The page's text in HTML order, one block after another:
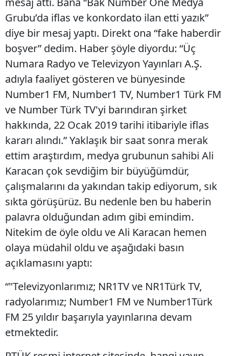
Grubu’da iflas ve konkordato ilan etti yazık”
diye bir mesaj yaptı. Direkt ona “fake haberdir
boşver” dedim. Haber şöyle diyordu: “Üç
Numara Radyo ve Televizyon Yayınları A.Ş.
adıyla faaliyet gösteren ve bünyesinde
Number1 FM, Number1 TV, Number1 Türk FM
ve Number Türk TV'yi barındıran şirket
hakkında, 22 Ocak 2019 tarihi itibariyle iflas
kararı alındı.” Yaklaşık bir saat sonra merak
ettim araştırdım, medya grubunun sahibi Ali
Karacan çok sevdiğim bir büyüğümdür,
çalışmalarını da yakından takip ediyorum, sık
sıkta görüşürüz. Bu nedenle ben bu haberin
palavra olduğundan adım gibi emindim.
Nitekim de öyle oldu ve Ali Karacan hemen
olaya müdahil oldu ve aşağıdaki basın
açıklamasını yaptı:
“"Televizyonlarımız; NR1TV ve NR1Türk TV,
radyolarımız; Number1 FM ve Number1Türk
FM 25 yıldır başarıyla yayınlarına devam
etmektedir.